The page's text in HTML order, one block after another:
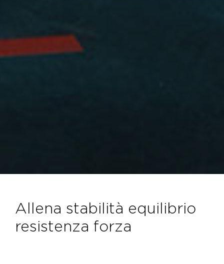
allena stabilità equilibrio
resistenza forza